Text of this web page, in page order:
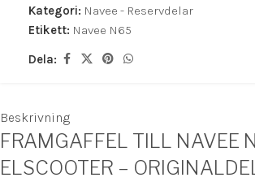
Kategori: Navee - Reservdelar
Etikett: Navee N65
Dela:
Beskrivning
FRAMGAFFEL TILL NAVEE
ELSCOOTER –